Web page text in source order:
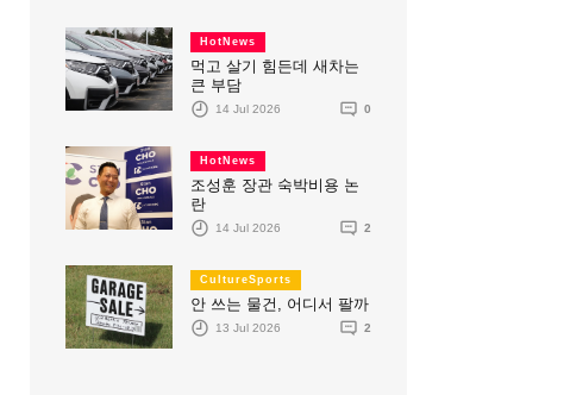
HotNews
먹고 살기 힘든데 새차는
큰 부담
14 Jul 2026 0
HotNews
조성훈 장관 숙박비용 논
란
14 Jul 2026 2
CultureSports
안 쓰는 물건, 어디서 팔까
13 Jul 2026 2